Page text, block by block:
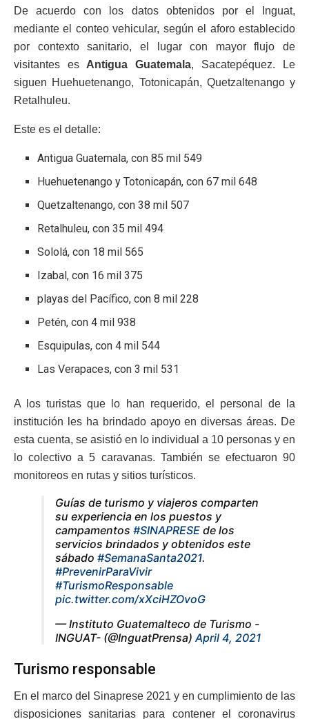
De acuerdo con los datos obtenidos por el Inguat,
mediante el conteo vehicular, según el aforo establecido
por contexto sanitario, el lugar con mayor flujo de
visitantes es Antigua Guatemala, Sacatepéquez. Le
siguen Huehuetenango, Totonicapán, Quetzaltenango y
Retalhuleu.
Este es el detalle:
Antigua Guatemala, con 85 mil 549
Huehuetenango y Totonicapán, con 67 mil 648
Quetzaltenango, con 38 mil 507
Retalhuleu, con 35 mil 494
Sololá, con 18 mil 565
Izabal, con 16 mil 375
playas del Pacífico, con 8 mil 228
Petén, con 4 mil 938
Esquipulas, con 4 mil 544
Las Verapaces, con 3 mil 531
A los turistas que lo han requerido, el personal de la
institución les ha brindado apoyo en diversas áreas. De
esta cuenta, se asistió en lo individual a 10 personas y en
lo colectivo a 5 caravanas. También se efectuaron 90
monitoreos en rutas y sitios turísticos.
Guías de turismo y viajeros comparten
su experiencia en los puestos y
campamentos #SINAPRESE de los
servicios brindados y obtenidos este
sábado #SemanaSanta2021.
#PrevenirParaVivir
#TurismoResponsable
pic.twitter.com/xXciHZOvoG
— Instituto Guatemalteco de Turismo -
INGUAT- (@InguatPrensa) April 4, 2021
Turismo responsable
En el marco del Sinaprese 2021 y en cumplimiento de las
disposiciones sanitarias para contener el coronavirus